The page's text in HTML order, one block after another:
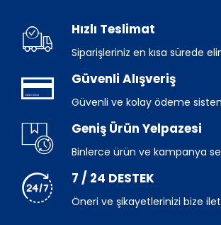
Hızlı Teslimat
Siparişleriniz en kısa sürede
Güvenli Alışveriş
Güvenli ve kolay ödeme
Geniş Ürün Yelpazesi
Binlerce ürün ve kampanya
7 / 24 DESTEK
Öneri ve şikayetlerinizi bize